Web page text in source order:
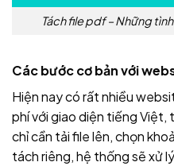
Tách file pdf – Những
Các bước cơ bản với
Hiện nay có rất nhiều
phí với giao diện tiếng
chỉ cần tải file lên, chọn
tách riêng, hệ thống sẽ xử